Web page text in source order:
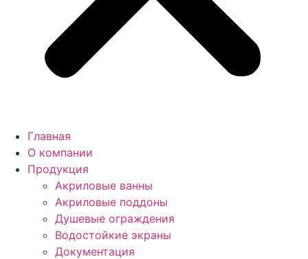
Главная
О компании
Продукция
Акриловые ванны
Акриловые поддоны
Душевые ограждения
Водостойкие экраны
Документация